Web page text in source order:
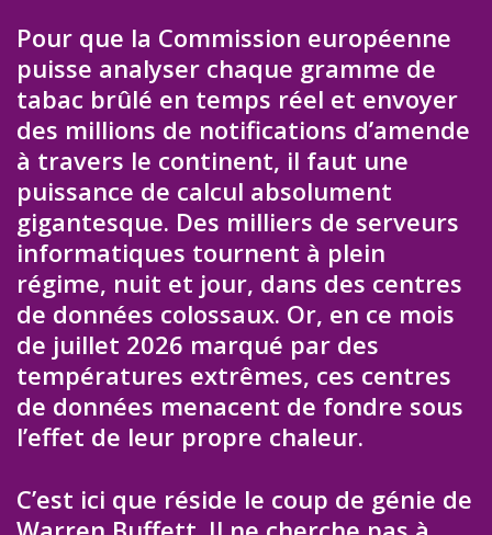
Pour que la Commission européenne
puisse analyser chaque gramme de
tabac brûlé en temps réel et envoyer
des millions de notifications d’amende
à travers le continent, il faut une
puissance de calcul absolument
gigantesque. Des milliers de serveurs
informatiques tournent à plein
régime, nuit et jour, dans des centres
de données colossaux. Or, en ce mois
de juillet 2026 marqué par des
températures extrêmes, ces centres
de données menacent de fondre sous
l’effet de leur propre chaleur.
C’est ici que réside le coup de génie de